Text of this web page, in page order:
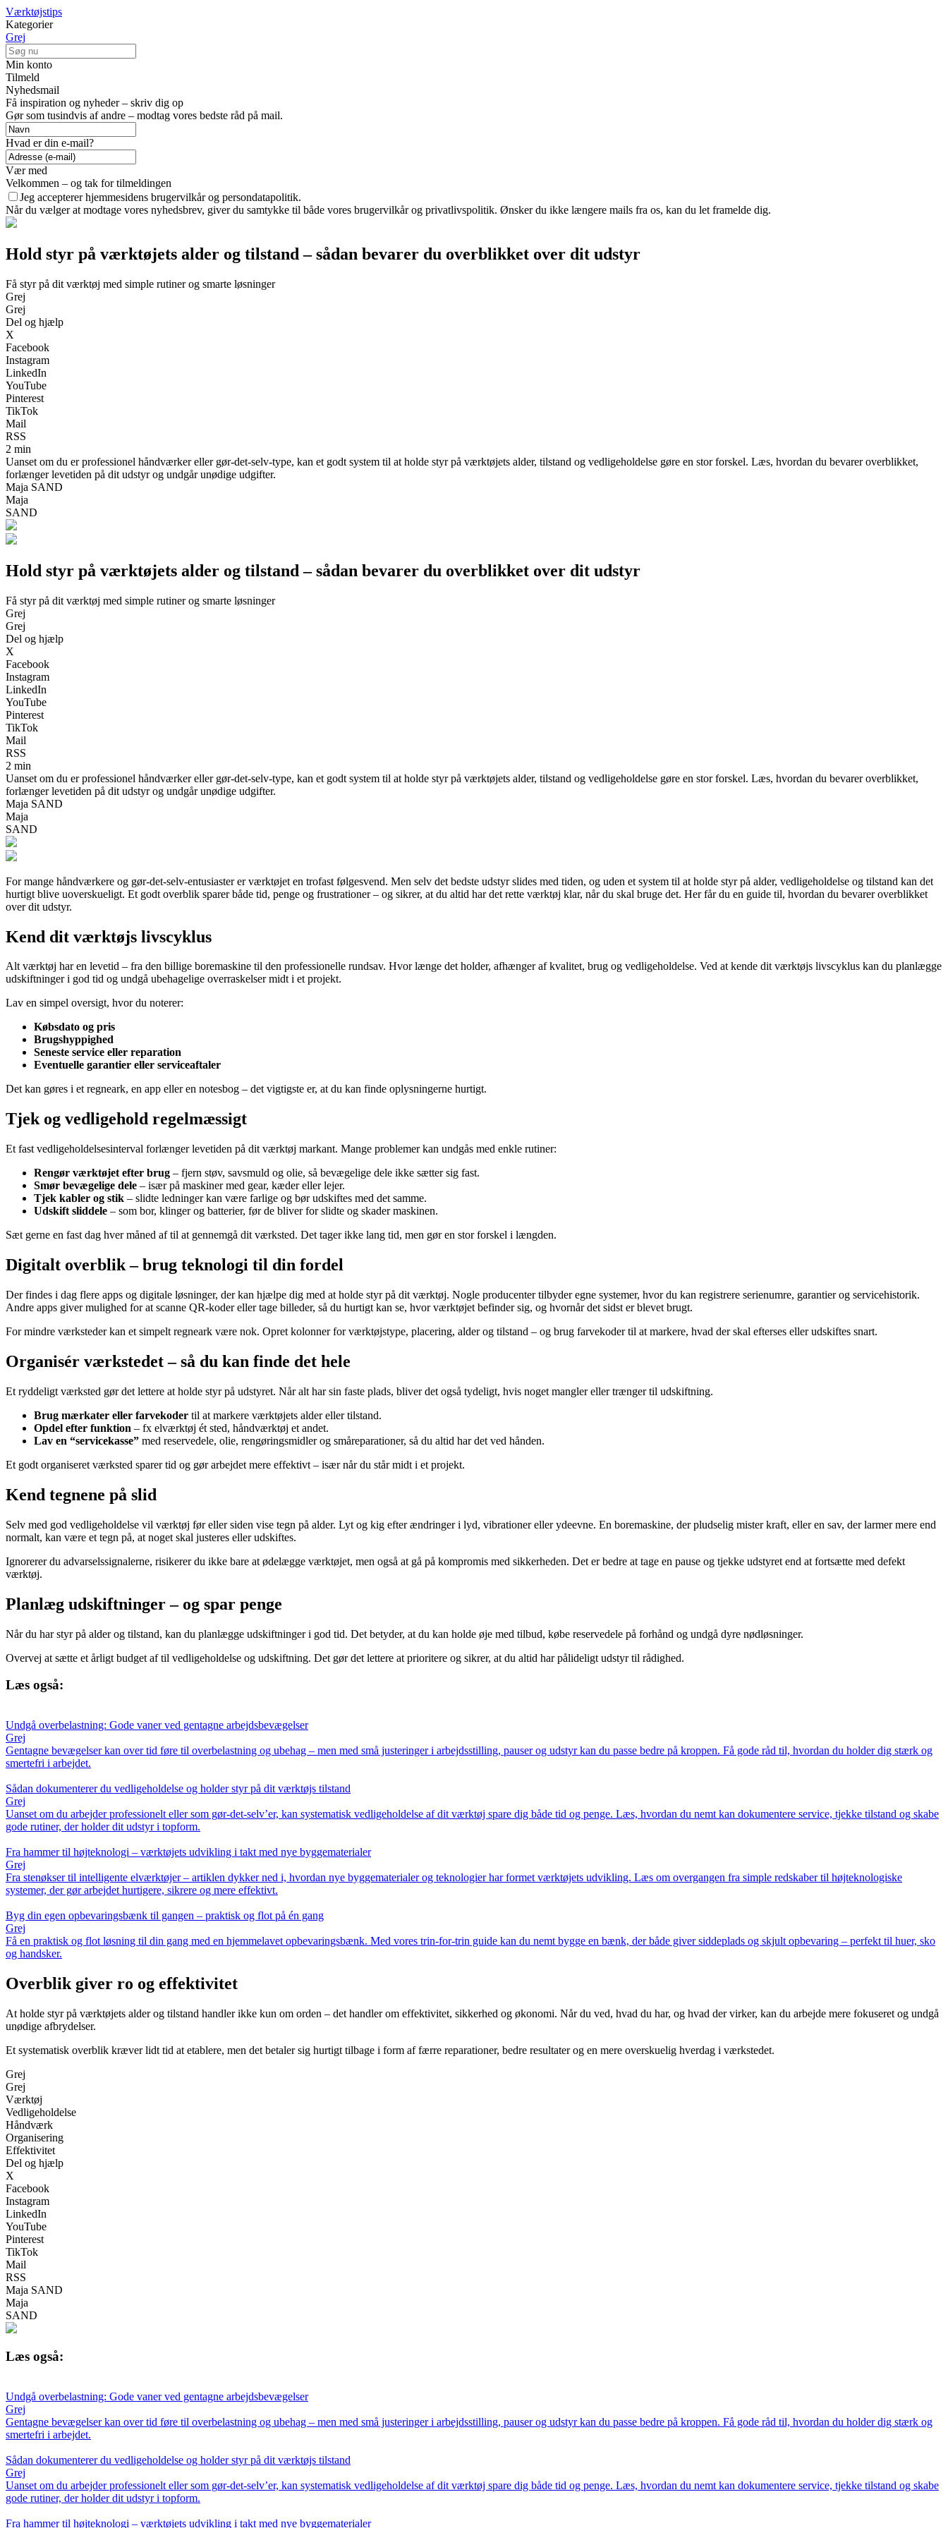
Værktøjstips
Kategorier
Grej
Min konto
Tilmeld
Nyhedsmail
Få inspiration og nyheder – skriv dig op
Gør som tusindvis af andre – modtag vores bedste råd på mail.
Hvad er din e-mail?
Vær med
Velkommen – og tak for tilmeldingen
Jeg accepterer hjemmesidens brugervilkår og persondatapolitik.
Når du vælger at modtage vores nyhedsbrev, giver du samtykke til både vores brugervilkår og privatlivspolitik. Ønsker du ikke længere mails fra os, kan du let framelde dig.
Hold styr på værktøjets alder og tilstand – sådan bevarer du overblikket over dit udstyr
Få styr på dit værktøj med simple rutiner og smarte løsninger
Grej
Grej
Del og hjælp
X
Facebook
Instagram
LinkedIn
YouTube
Pinterest
TikTok
Mail
RSS
2 min
Uanset om du er professionel håndværker eller gør-det-selv-type, kan et godt system til at holde styr på værktøjets alder, tilstand og vedligeholdelse gøre en stor forskel. Læs, hvordan du bevarer overblikket,
forlænger levetiden på dit udstyr og undgår unødige udgifter.
Maja SAND
Maja
SAND
Hold styr på værktøjets alder og tilstand – sådan bevarer du overblikket over dit udstyr
Få styr på dit værktøj med simple rutiner og smarte løsninger
Grej
Grej
Del og hjælp
X
Facebook
Instagram
LinkedIn
YouTube
Pinterest
TikTok
Mail
RSS
2 min
Uanset om du er professionel håndværker eller gør-det-selv-type, kan et godt system til at holde styr på værktøjets alder, tilstand og vedligeholdelse gøre en stor forskel. Læs, hvordan du bevarer overblikket,
forlænger levetiden på dit udstyr og undgår unødige udgifter.
Maja SAND
Maja
SAND
For mange håndværkere og gør-det-selv-entusiaster er værktøjet en trofast følgesvend. Men selv det bedste udstyr slides med tiden, og uden et system til at holde styr på alder, vedligeholdelse og tilstand kan det
hurtigt blive uoverskueligt. Et godt overblik sparer både tid, penge og frustrationer – og sikrer, at du altid har det rette værktøj klar, når du skal bruge det. Her får du en guide til, hvordan du bevarer overblikket
over dit udstyr.
Kend dit værktøjs livscyklus
Alt værktøj har en levetid – fra den billige boremaskine til den professionelle rundsav. Hvor længe det holder, afhænger af kvalitet, brug og vedligeholdelse. Ved at kende dit værktøjs livscyklus kan du planlægge
udskiftninger i god tid og undgå ubehagelige overraskelser midt i et projekt.
Lav en simpel oversigt, hvor du noterer:
Købsdato og pris
Brugshyppighed
Seneste service eller reparation
Eventuelle garantier eller serviceaftaler
Det kan gøres i et regneark, en app eller en notesbog – det vigtigste er, at du kan finde oplysningerne hurtigt.
Tjek og vedligehold regelmæssigt
Et fast vedligeholdelsesinterval forlænger levetiden på dit værktøj markant. Mange problemer kan undgås med enkle rutiner:
Rengør værktøjet efter brug – fjern støv, savsmuld og olie, så bevægelige dele ikke sætter sig fast.
Smør bevægelige dele – især på maskiner med gear, kæder eller lejer.
Tjek kabler og stik – slidte ledninger kan være farlige og bør udskiftes med det samme.
Udskift sliddele – som bor, klinger og batterier, før de bliver for slidte og skader maskinen.
Sæt gerne en fast dag hver måned af til at gennemgå dit værksted. Det tager ikke lang tid, men gør en stor forskel i længden.
Digitalt overblik – brug teknologi til din fordel
Der findes i dag flere apps og digitale løsninger, der kan hjælpe dig med at holde styr på dit værktøj. Nogle producenter tilbyder egne systemer, hvor du kan registrere serienumre, garantier og servicehistorik.
Andre apps giver mulighed for at scanne QR-koder eller tage billeder, så du hurtigt kan se, hvor værktøjet befinder sig, og hvornår det sidst er blevet brugt.
For mindre værksteder kan et simpelt regneark være nok. Opret kolonner for værktøjstype, placering, alder og tilstand – og brug farvekoder til at markere, hvad der skal efterses eller udskiftes snart.
Organisér værkstedet – så du kan finde det hele
Et ryddeligt værksted gør det lettere at holde styr på udstyret. Når alt har sin faste plads, bliver det også tydeligt, hvis noget mangler eller trænger til udskiftning.
Brug mærkater eller farvekoder til at markere værktøjets alder eller tilstand.
Opdel efter funktion – fx elværktøj ét sted, håndværktøj et andet.
Lav en “servicekasse” med reservedele, olie, rengøringsmidler og småreparationer, så du altid har det ved hånden.
Et godt organiseret værksted sparer tid og gør arbejdet mere effektivt – især når du står midt i et projekt.
Kend tegnene på slid
Selv med god vedligeholdelse vil værktøj før eller siden vise tegn på alder. Lyt og kig efter ændringer i lyd, vibrationer eller ydeevne. En boremaskine, der pludselig mister kraft, eller en sav, der larmer mere end
normalt, kan være et tegn på, at noget skal justeres eller udskiftes.
Ignorerer du advarselssignalerne, risikerer du ikke bare at ødelægge værktøjet, men også at gå på kompromis med sikkerheden. Det er bedre at tage en pause og tjekke udstyret end at fortsætte med defekt
værktøj.
Planlæg udskiftninger – og spar penge
Når du har styr på alder og tilstand, kan du planlægge udskiftninger i god tid. Det betyder, at du kan holde øje med tilbud, købe reservedele på forhånd og undgå dyre nødløsninger.
Overvej at sætte et årligt budget af til vedligeholdelse og udskiftning. Det gør det lettere at prioritere og sikrer, at du altid har pålideligt udstyr til rådighed.
Læs også:
Undgå overbelastning: Gode vaner ved gentagne arbejdsbevægelser
Grej
Gentagne bevægelser kan over tid føre til overbelastning og ubehag – men med små justeringer i arbejdsstilling, pauser og udstyr kan du passe bedre på kroppen. Få gode råd til, hvordan du holder dig stærk og
smertefri i arbejdet.
Sådan dokumenterer du vedligeholdelse og holder styr på dit værktøjs tilstand
Grej
Uanset om du arbejder professionelt eller som gør-det-selv’er, kan systematisk vedligeholdelse af dit værktøj spare dig både tid og penge. Læs, hvordan du nemt kan dokumentere service, tjekke tilstand og skabe
gode rutiner, der holder dit udstyr i topform.
Fra hammer til højteknologi – værktøjets udvikling i takt med nye byggematerialer
Grej
Fra stenøkser til intelligente elværktøjer – artiklen dykker ned i, hvordan nye byggematerialer og teknologier har formet værktøjets udvikling. Læs om overgangen fra simple redskaber til højteknologiske
systemer, der gør arbejdet hurtigere, sikrere og mere effektivt.
Byg din egen opbevaringsbænk til gangen – praktisk og flot på én gang
Grej
Få en praktisk og flot løsning til din gang med en hjemmelavet opbevaringsbænk. Med vores trin-for-trin guide kan du nemt bygge en bænk, der både giver siddeplads og skjult opbevaring – perfekt til huer, sko
og handsker.
Overblik giver ro og effektivitet
At holde styr på værktøjets alder og tilstand handler ikke kun om orden – det handler om effektivitet, sikkerhed og økonomi. Når du ved, hvad du har, og hvad der virker, kan du arbejde mere fokuseret og undgå
unødige afbrydelser.
Et systematisk overblik kræver lidt tid at etablere, men det betaler sig hurtigt tilbage i form af færre reparationer, bedre resultater og en mere overskuelig hverdag i værkstedet.
Grej
Grej
Værktøj
Vedligeholdelse
Håndværk
Organisering
Effektivitet
Del og hjælp
X
Facebook
Instagram
LinkedIn
YouTube
Pinterest
TikTok
Mail
RSS
Maja SAND
Maja
SAND
Læs også:
Undgå overbelastning: Gode vaner ved gentagne arbejdsbevægelser
Grej
Gentagne bevægelser kan over tid føre til overbelastning og ubehag – men med små justeringer i arbejdsstilling, pauser og udstyr kan du passe bedre på kroppen. Få gode råd til, hvordan du holder dig stærk og
smertefri i arbejdet.
Sådan dokumenterer du vedligeholdelse og holder styr på dit værktøjs tilstand
Grej
Uanset om du arbejder professionelt eller som gør-det-selv’er, kan systematisk vedligeholdelse af dit værktøj spare dig både tid og penge. Læs, hvordan du nemt kan dokumentere service, tjekke tilstand og skabe
gode rutiner, der holder dit udstyr i topform.
Fra hammer til højteknologi – værktøjets udvikling i takt med nye byggematerialer